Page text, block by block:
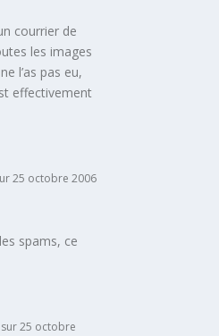
courrier de
les images
l’as pas eu,
effectivement
25 octobre 2006
spams, ce
sur 25 octobre